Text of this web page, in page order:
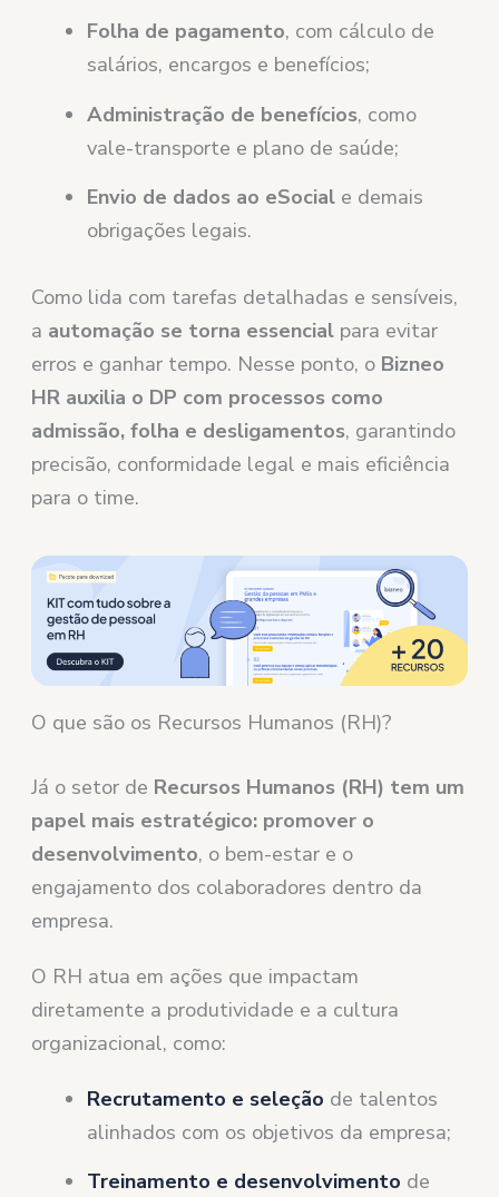
Folha de pagamento, com cálculo de
salários, encargos e benefícios;
Administração de benefícios, como
vale-transporte e plano de saúde;
Envio de dados ao eSocial e demais
obrigações legais.
Como lida com tarefas detalhadas e sensíveis,
a automação se torna essencial para evitar
erros e ganhar tempo. Nesse ponto, o Bizneo
HR auxilia o DP com processos como
admissão, folha e desligamentos, garantindo
precisão, conformidade legal e mais eficiência
para o time.
O que são os Recursos Humanos (RH)?
Já o setor de Recursos Humanos (RH) tem um
papel mais estratégico: promover o
desenvolvimento, o bem-estar e o
engajamento dos colaboradores dentro da
empresa.
O RH atua em ações que impactam
diretamente a produtividade e a cultura
organizacional, como:
Recrutamento e seleção de talentos
alinhados com os objetivos da empresa;
Treinamento e desenvolvimento de